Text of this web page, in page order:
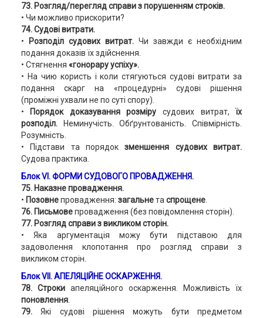
73. Розгляд/перегляд справи з порушенням строків.
• Чи можливо прискорити?
74. Судові витрати.
•
Розподіл судових витрат.Чи завжди є необхідним
подання доказів їх здійснення.
• Стягнення «гонорару успіху».
• На чию користь і коли стягуються судові витрати за
подання скарг на «процедурні» судові рішення
(проміжні ухвали не по суті спору).
• Порядок доказування розмірусудових витрат,їх
розподіл.
Неминучість. Обґрунтованість. Співмірність.
Розумність.
• Підстави та порядокзменшення судових витрат.
Судова практика.
Блок VI. ФОРМИ СУДОВОГО ПРОВАДЖЕННЯ.
75. Наказне провадження.
• Позовнепровадження: загальнетаспрощене.
76. Письмовепровадження (без повідомлення сторін).
77. Розгляд справи з викликом сторін.
• Яка аргументація можу бути підставою для
задоволення клопотання про розгляд справи з
викликом сторін.
Блок VII. АПЕЛЯЦІЙНЕ ОСКАРЖЕННЯ.
78. Строки апеляційного оскарження. Можливість їх
поновлення.
79.Які судові рішення можуть бути предметом